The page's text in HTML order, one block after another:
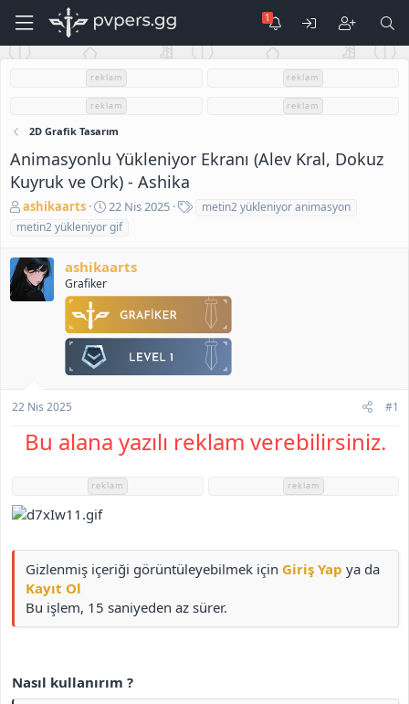
reklam reklam
reklam reklam
2D Grafik Tasarım
Animasyonlu Yükleniyor Ekranı (Alev Kral, Dokuz
Kuyruk ve Ork) - Ashika
K
o
u
S
a
h
ashikaarts
B
a
ş
a
ı
ç
i
22 Nis 2025
r
metin2 yükleniyor animasyon
metin2 yükleniyor gif
ashikaarts
Grafiker
22 Nis 2025 #1
Bu alana yazılı reklam verebilirsiniz.
reklam reklam
Gizlenmiş içeriği görüntüleyebilmek için Giriş Yap ya da
Kayıt Ol
Bu işlem, 15 saniyeden az sürer.
Nasıl kullanırım ?